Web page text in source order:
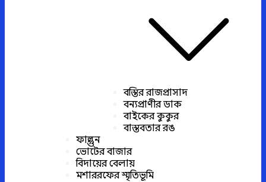
বস্তির রাজপ্রাসাদ
বন্যপ্রাণীর ডাক
বাইকের কুকুর
বাস্তবতার রঙ
ফাল্গুন
ভোটের বাজার
বিদায়ের বেলায়
মশাররফের স্মৃতিভূমি